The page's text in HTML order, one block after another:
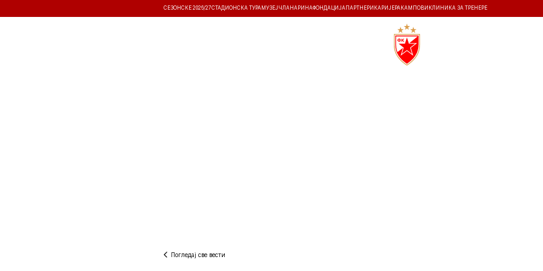
СЕЗОНСКЕ 2026/27СТАДИОНСКА ТУРА МУЗЕЈ ЧЛАНАРИНАФОНДАЦИЈА ПАРТНЕРИ КАРИЈЕРА КАМПОВИ КЛИНИКА ЗА ТРЕНЕРЕ
Погледај све вести